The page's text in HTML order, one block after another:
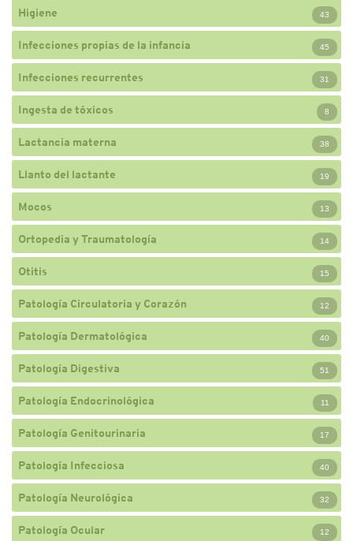
Higiene 43
Infecciones propias de la infancia 45
Infecciones recurrentes 31
Ingesta de tóxicos 8
Lactancia materna 38
Llanto del lactante 19
Mocos 13
Ortopedia y Traumatología 14
Otitis 15
Patología Circulatoria y Corazón 12
Patología Dermatológica 40
Patología Digestiva 51
Patología Endocrinológica 11
Patología Genitourinaria 17
Patología Infecciosa 40
Patología Neurológica 32
Patología Ocular 12